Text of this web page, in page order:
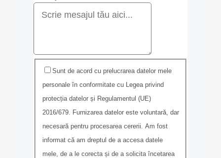
Sunt de acord cu prelucrarea datelor mele
personale în conformitate cu Legea privind
protecția datelor și Regulamentul (UE)
2016/679. Furnizarea datelor este voluntară, dar
necesară pentru procesarea cererii. Am fost
informat că am dreptul de a accesa datele
mele, de a le corecta și de a solicita încetarea